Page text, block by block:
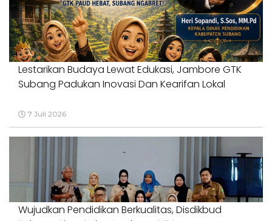
Lestarikan Budaya Lewat Edukasi, Jambore GTK
Subang Padukan Inovasi Dan Kearifan Lokal
7 Juli 2026
Wujudkan Pendidikan Berkualitas, Disdikbud